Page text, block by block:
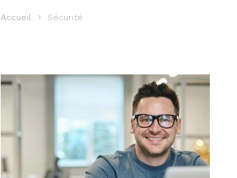
Accueil Sécurité